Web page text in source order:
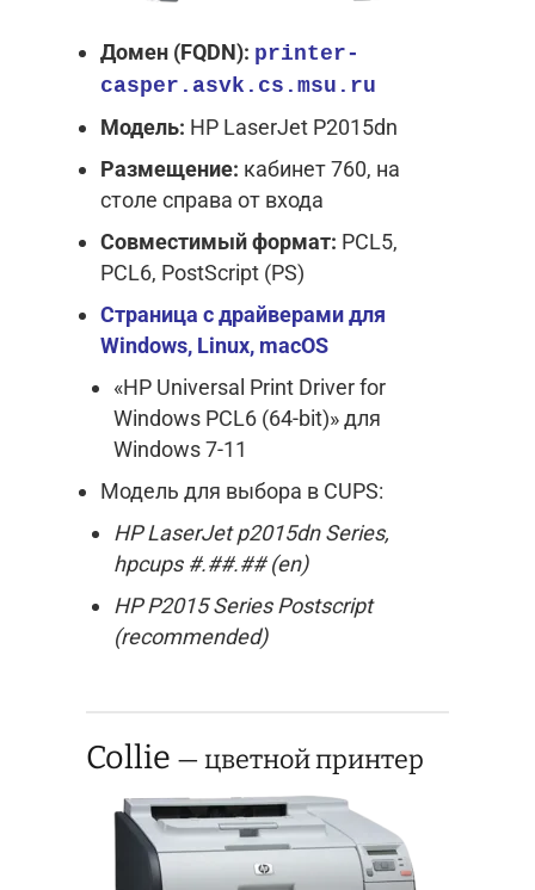
Домен (FQDN): printer-
casper.asvk.cs.msu.ru
Модель: HP LaserJet P2015dn
Размещение: кабинет 760, на
столе справа от входа
Совместимый формат: PCL5,
PCL6, PostScript (PS)
Страница с драйверамидля
Windows, Linux, macOS
«HP Universal Print Driver for
Windows PCL6 (64-bit)» для
Windows 7-11
Модель для выбора в CUPS:
HP LaserJet p2015dn Series,
hpcups #.##.## (en)
HP P2015 Series Postscript
(recommended)
Collie — цветной принтер